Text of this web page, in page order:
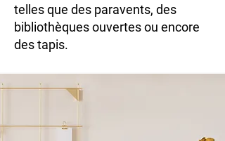
telles que des paravents, des
bibliothèques ouvertes ou encore
des tapis.